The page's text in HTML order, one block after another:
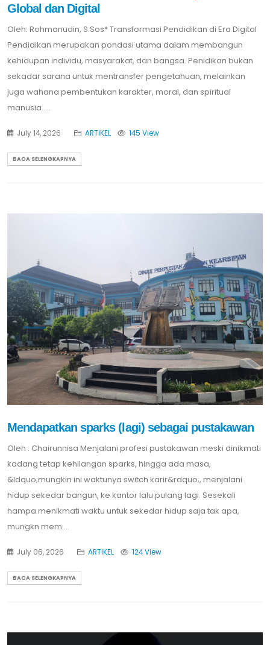
Global dan Digital
Oleh: Rohmanudin, S.Sos* Transformasi Pendidikan di Era Digital
Pendidikan merupakan pondasi utama dalam membangun
kehidupan individu, masyarakat, dan bangsa. Penidikan bukan
sekadar sarana untuk mentransfer pengetahuan, melainkan
juga wahana pembentukan karakter, moral, dan spiritual
manusia.....
July 14, 2026 ARTIKEL 145 View
BACA SELENGKAPNYA
Mendapatkan sparks (lagi) sebagai pustakawan
Oleh : Chairunnisa Menjalani profesi pustakawan meski dinikmati
kadang tetap kehilangan sparks, hingga ada masa,
&ldquo;mungkin ini waktunya switch karir&rdquo;, menjalani
hidup sekedar bangun, ke kantor lalu pulang lagi. Sesekali
hampa menikmati waktu untuk sekedar hidup saja tak apa,
mungkn mem....
July 06, 2026 ARTIKEL 124 View
BACA SELENGKAPNYA